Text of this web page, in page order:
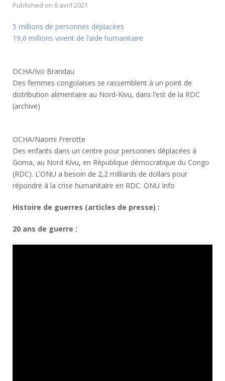
Published on 6 avril 2021
5 millions de personnes déplacées
19,6 millions vivent de l’aide humanitaire
OCHA/Ivo Brandau
Des femmes congolaises se rassemblent à un point de
distribution alimentaire au Nord-Kivu, dans l’est de la RDC
(archive)
OCHA/Naomi Frerotte
Des enfants dans un centre pour personnes déplacées à
Goma, au Nord Kivu, en République démocratique du Congo
(RDC). L’ONU a besoin de 2,2 milliards de dollars pour
répondre à la crise humanitaire en RDC. ONU Info
Histoire de guerres (articles de presse) :
20 ans de guerre :